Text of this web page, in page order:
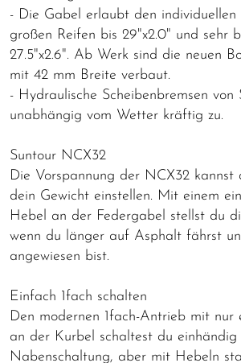
- Die Gabel erlaubt den individuellen
großen Reifen bis 29"x2.0" und sehr
27.5"x2.6". Ab Werk sind die neuen
mit 42 mm Breite verbaut.
- Hydraulische Scheibenbremsen von
unabhängig vom Wetter kräftig zu.
Suntour NCX32
Die Vorspannung der NCX32 kannst
dein Gewicht einstellen. Mit einem
Hebel an der Federgabel stellst du
wenn du länger auf Asphalt fährst
angewiesen bist.
Einfach 1fach schalten
Den modernen 1fach-Antrieb mit
an der Kurbel schaltest du
Nabenschaltung, aber mit Hebeln